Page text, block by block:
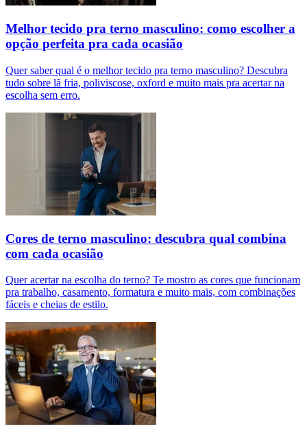
Melhor tecido pra terno masculino: como escolher a
opção perfeita pra cada ocasião
Quer saber qual é o melhor tecido pra terno masculino? Descubra
tudo sobre lã fria, poliviscose, oxford e muito mais pra acertar na
escolha sem erro.
Cores de terno masculino: descubra qual combina
com cada ocasião
Quer acertar na escolha do terno? Te mostro as cores que funcionam
pra trabalho, casamento, formatura e muito mais, com combinações
fáceis e cheias de estilo.